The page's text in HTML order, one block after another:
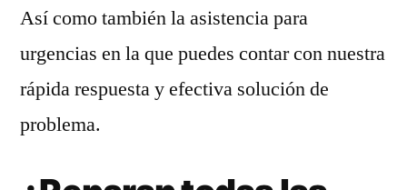
Así como también la asistencia para
urgencias en la que puedes contar con nuestra
rápida respuesta y efectiva solución de
problema.